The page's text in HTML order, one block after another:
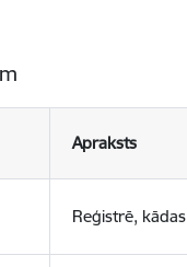
Apraksts
Reģistrē,